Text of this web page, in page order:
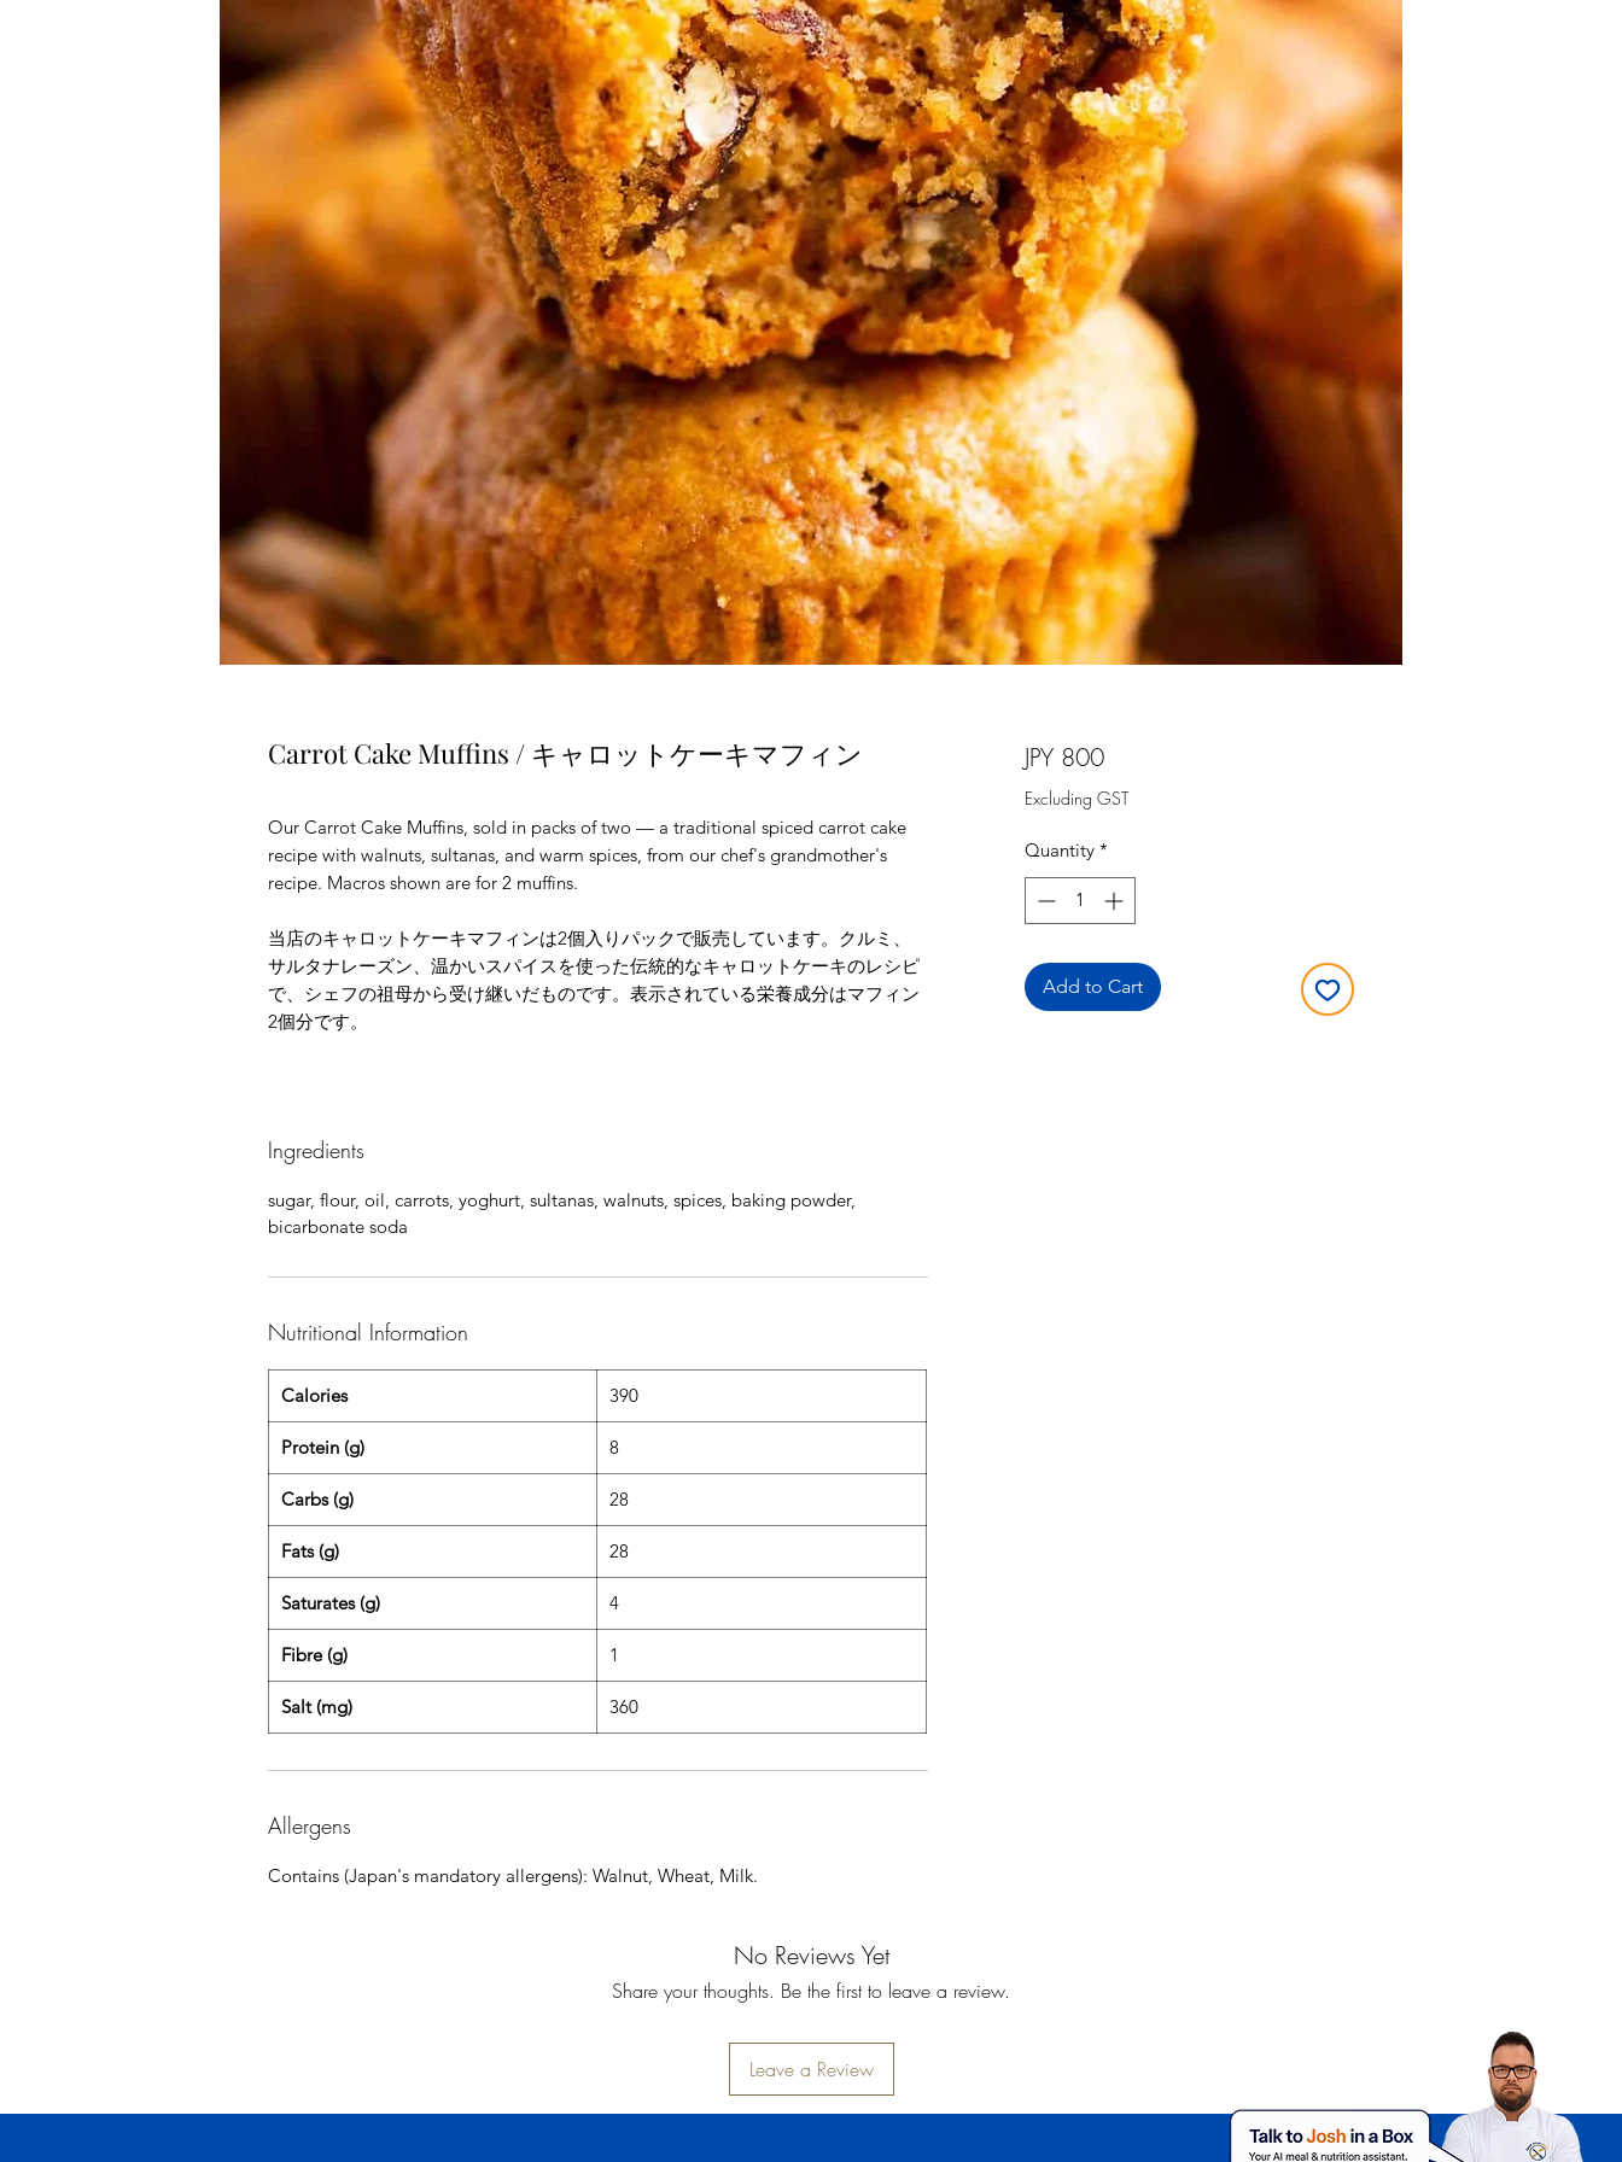
Carrot Cake Muffins / キャロットケーキマフィン
Our Carrot Cake Muffins, sold in packs of two — a traditional spiced carrot cake
recipe with walnuts, sultanas, and warm spices, from our chef's grandmother's
recipe. Macros shown are for 2 muffins.
当店のキャロットケーキマフィンは2個入りパックで販売しています。クルミ、
サルタナレーズン、温かいスパイスを使った伝統的なキャロットケーキのレシピ
で、シェフの祖母から受け継いだものです。表示されている栄養成分はマフィン
2個分です。
Ingredients
sugar, flour, oil, carrots, yoghurt, sultanas, walnuts, spices, baking powder,
bicarbonate soda
Nutritional Information
Calories 390
Protein (g) 8
Carbs (g) 28
Fats (g) 28
Saturates (g) 4
Fibre (g) 1
Salt (mg) 360
Allergens
Contains (Japan's mandatory allergens): Walnut, Wheat, Milk.
JPY 800Price
Excluding GST
Quantity *
Add to Cart
No Reviews Yet
Share your thoughts. Be the first to leave a review.
Leave a Review